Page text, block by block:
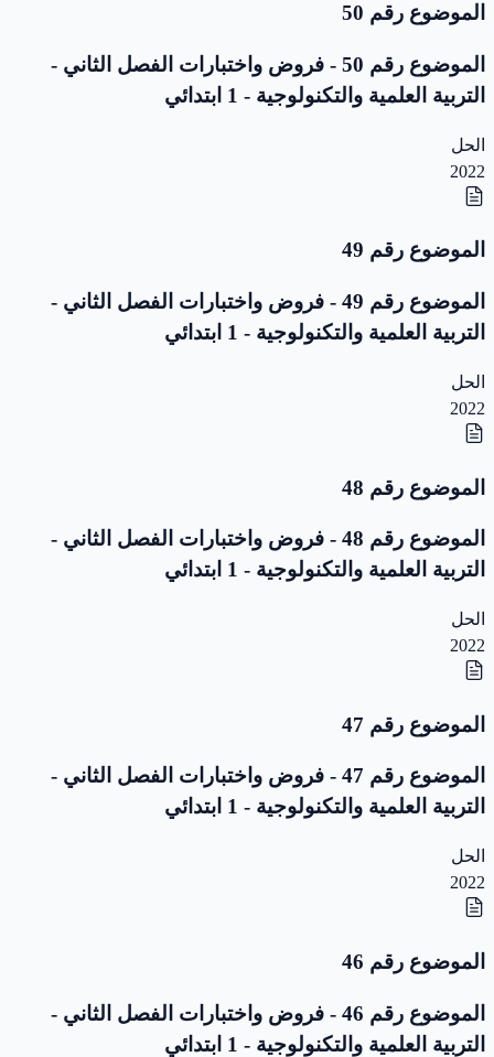
الموضوع رقم 50
الموضوع رقم 50 - فروض واختبارات الفصل الثاني -
التربية العلمية والتكنولوجية - 1 ابتدائي
الحل
2022
الموضوع رقم 49
الموضوع رقم 49 - فروض واختبارات الفصل الثاني -
التربية العلمية والتكنولوجية - 1 ابتدائي
الحل
2022
الموضوع رقم 48
الموضوع رقم 48 - فروض واختبارات الفصل الثاني -
التربية العلمية والتكنولوجية - 1 ابتدائي
الحل
2022
الموضوع رقم 47
الموضوع رقم 47 - فروض واختبارات الفصل الثاني -
التربية العلمية والتكنولوجية - 1 ابتدائي
الحل
2022
الموضوع رقم 46
الموضوع رقم 46 - فروض واختبارات الفصل الثاني -
التربية العلمية والتكنولوجية - 1 ابتدائي